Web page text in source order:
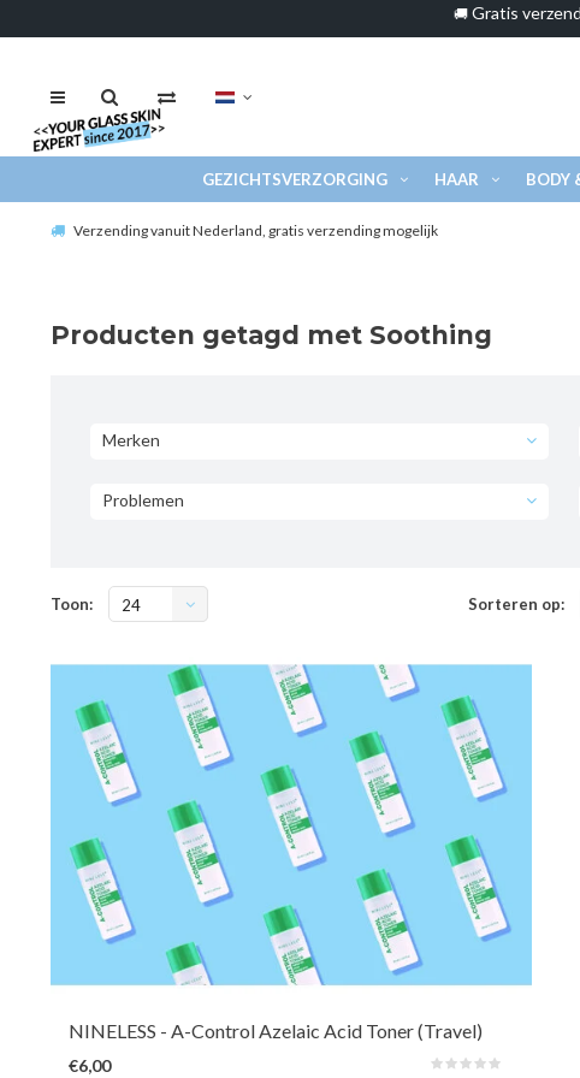
🚚Gratis
GEZICHTSVERZORGING HAAR BODY
Verzending vanuit Nederland, gratis verzending mogelijk
Producten getagd met Soothing
Merken
Problemen
Toon: 24 Sorteren op:
De ultieme mix van azelaïnezuur, niacinamide, AHA, BHA, Cica en snail
mucin. Deze formule vervaagt vlekjes, reguleert talg en kalmeert roodheid
direct. Het vermindert acne en herstelt de barrière—dé perfecte match
voor de acne- en rosaceagevoelige huid!
NINELESS - A-Control Azelaic Acid Toner (Travel)
€6,00